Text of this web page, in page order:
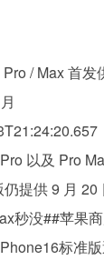
/ Max 首发
以及 Pro
提供 9 月 20
秒没##苹果
标准